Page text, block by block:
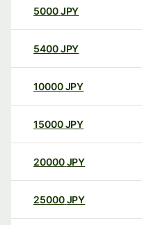
5000JPY
5400JPY
10000 JPY
15000 JPY
20000 JPY
25000 JPY